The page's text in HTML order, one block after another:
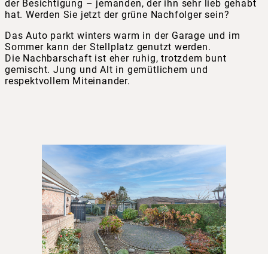
der Besichtigung – jemanden, der ihn sehr lieb gehabt
hat. Werden Sie jetzt der grüne Nachfolger sein?
Das Auto parkt winters warm in der Garage und im
Sommer kann der Stellplatz genutzt werden.
Die Nachbarschaft ist eher ruhig, trotzdem bunt
gemischt. Jung und Alt in gemütlichem und
respektvollem Miteinander.